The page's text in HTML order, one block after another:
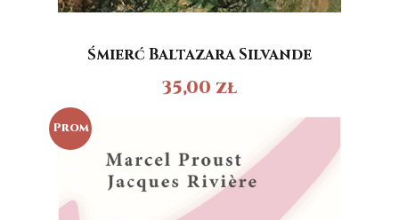
Śmierć Baltazara Silvande
35,00 zł
Prom